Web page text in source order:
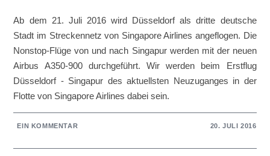
Ab dem 21. Juli 2016 wird Düsseldorf als dritte deutsche
Stadt im Streckennetz von Singapore Airlines angeflogen. Die
Nonstop-Flüge von und nach Singapur werden mit der neuen
Airbus A350-900 durchgeführt. Wir werden beim Erstflug
Düsseldorf - Singapur des aktuellsten Neuzuganges in der
Flotte von Singapore Airlines dabei sein.
EIN KOMMENTAR 20. JULI 2016